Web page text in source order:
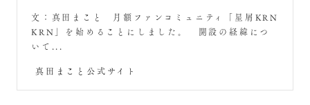
文：真田まこと 月額ファンコミュニティ「星屑KRN
KRN」を始めることにしました。 開設の経緯につ
いて...
真田まこと公式サイト